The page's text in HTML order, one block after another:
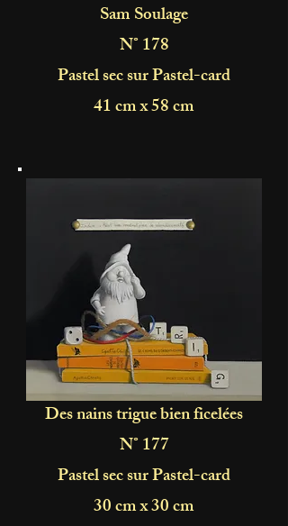
Sam Soulage
N° 178
Pastel sec sur Pastel-card
41 cm x 58 cm
Des nainstrigue bien ficelées
N° 177
Pastel sec sur Pastel-card
30 cm x 30 cm